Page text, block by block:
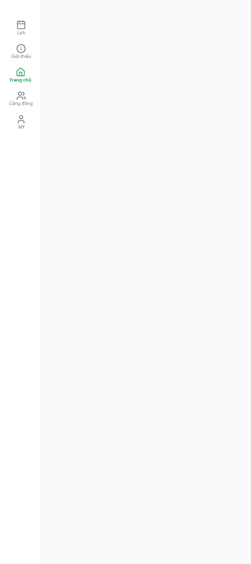
Lịch
Giới thiệu
Trang chủ
Cộng đồng
MY